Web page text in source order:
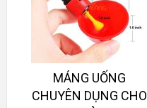
MÁNG UỐNG
CHUYÊN DỤNG CHO